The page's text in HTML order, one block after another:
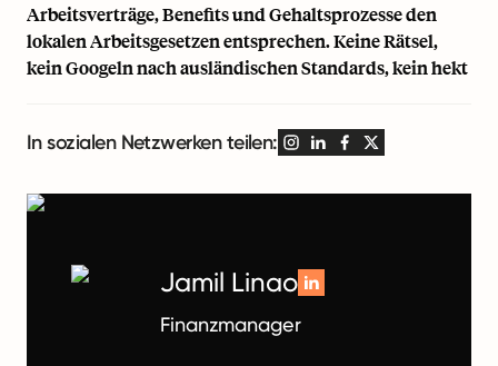
Arbeitsverträge, Benefits und Gehaltsprozesse den
lokalen Arbeitsgesetzen entsprechen. Keine Rätsel,
kein Googeln nach ausländischen Standards, kein hekt
In sozialen Netzwerken teilen:
Jamil Linao
Finanzmanager